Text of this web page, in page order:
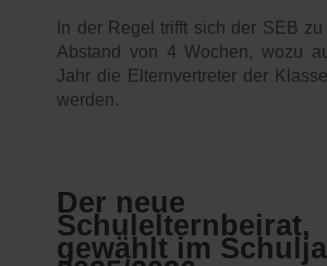
In der Regel trifft sich der SEB
Abstand von 4 Wochen, wozu
Jahr die Elternvertreter der
werden.
Der neue
Schulelternbeirat,
gewählt im